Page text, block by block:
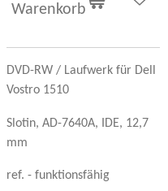
Warenkorb
DVD-RW / Laufwerk für Dell
Vostro 1510
Slotin, AD-7640A, IDE, 12,7
mm
ref. - funktionsfähig